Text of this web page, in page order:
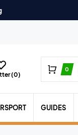
(0)
0
GUIDES